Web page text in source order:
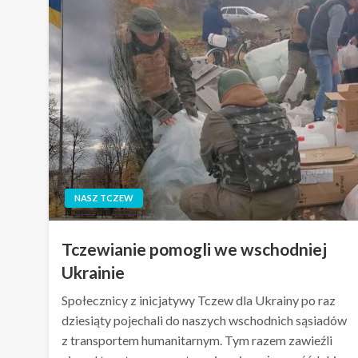
NASZ TCZEW
Tczewianie pomogli we wschodniej
Ukrainie
Społecznicy z inicjatywy Tczew dla Ukrainy po raz
dziesiąty pojechali do naszych wschodnich sąsiadów
z transportem humanitarnym. Tym razem zawieźli